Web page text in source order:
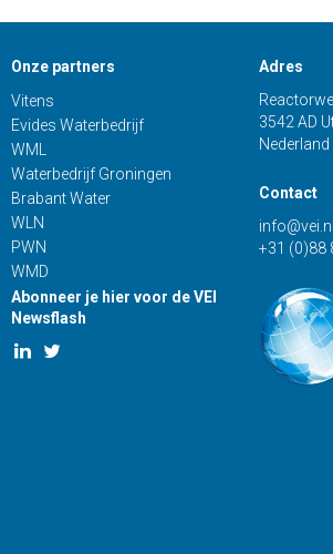
Onze partners
Vitens
Evides Waterbedrijf
WML
Waterbedrijf Groningen
Brabant Water
WLN
PWN
WMD
Adres
3542 AD
Nederland
Contact
info@vei.nl
+31 (0)88
Abonneer je hier voor de VEI
Newsflash